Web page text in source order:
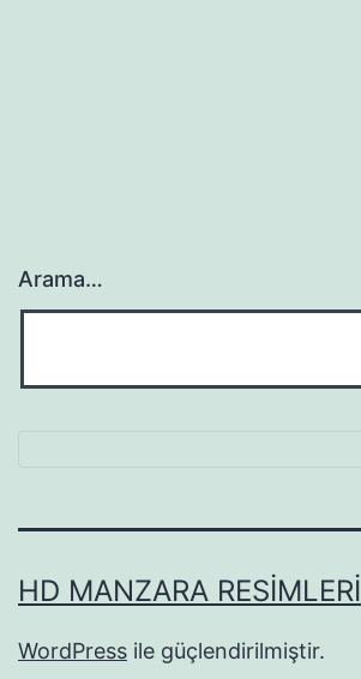
Arama…
HD MANZARA RESIMLERI
WordPress ile güçlendirilmiştir.